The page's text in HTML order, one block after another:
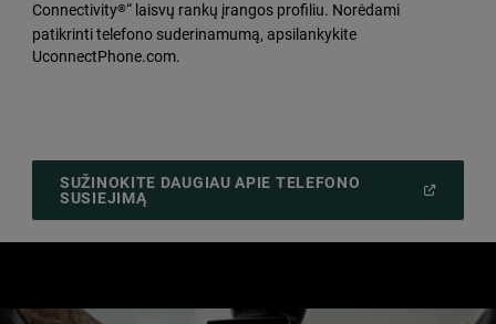
Connectivity®“ laisvų rankų įrangos profiliu. Norėdami
patikrinti telefono suderinamumą, apsilankykite
UconnectPhone.com.
SUŽINOKITE DAUGIAU APIE TELEFONO
SUSIEJIMĄ(
IN
NEW